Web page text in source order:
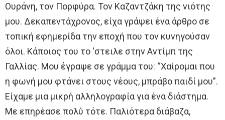
Ουράνη, τον Πορφύρα. Τον Καζαντζάκη της νιότης
μου. Δεκαπεντάχρονος, είχα γράψει ένα άρθρο σε
τοπική εφημερίδα την εποχή που τον κυνηγούσαν
όλοι. Κάποιος του το ‘στειλε στην Αντίμπ της
Γαλλίας. Μου έγραψε σε γράμμα του: “Χαίρομαι που
η φωνή μου φτάνει στους νέους, μπράβο παιδί μου”.
Είχαμε μια μικρή αλληλογραφία για ένα διάστημα.
Με επηρέασε πολύ τότε. Παλιότερα διάβαζα,